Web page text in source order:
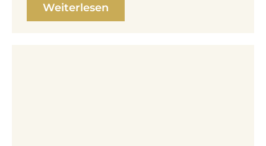
Weiterlesen